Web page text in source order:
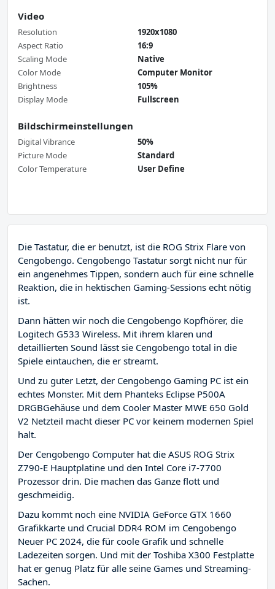
Video
Resolution
1920x1080
Aspect Ratio
16:9
Scaling Mode
Native
Color Mode
Computer Monitor
Brightness
105%
Display Mode
Fullscreen
Bildschirmeinstellungen
Digital Vibrance
50%
Picture Mode
Standard
Color Temperature
User Define
Die Tastatur, die er benutzt, ist die ROG Strix Flare von
Cengobengo. Cengobengo Tastatur sorgt nicht nur für
ein angenehmes Tippen, sondern auch für eine schnelle
Reaktion, die in hektischen Gaming-Sessions echt nötig
ist.
Dann hätten wir noch die Cengobengo Kopfhörer, die
Logitech G533 Wireless. Mit ihrem klaren und
detaillierten Sound lässt sie Cengobengo total in die
Spiele eintauchen, die er streamt.
Und zu guter Letzt, der Cengobengo Gaming PC ist ein
echtes Monster. Mit dem Phanteks Eclipse P500A
DRGBGehäuse und dem Cooler Master MWE 650 Gold
V2 Netzteil macht dieser PC vor keinem modernen Spiel
halt.
Der Cengobengo Computer hat die ASUS ROG Strix
Z790-E Hauptplatine und den Intel Core i7-7700
Prozessor drin. Die machen das Ganze flott und
geschmeidig.
Dazu kommt noch eine NVIDIA GeForce GTX 1660
Grafikkarte und Crucial DDR4 ROM im Cengobengo
Neuer PC 2024, die für coole Grafik und schnelle
Ladezeiten sorgen. Und mit der Toshiba X300 Festplatte
hat er genug Platz für alle seine Games und Streaming-
Sachen.